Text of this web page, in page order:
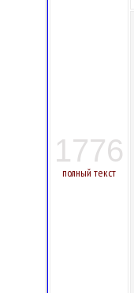
1776
полный текст